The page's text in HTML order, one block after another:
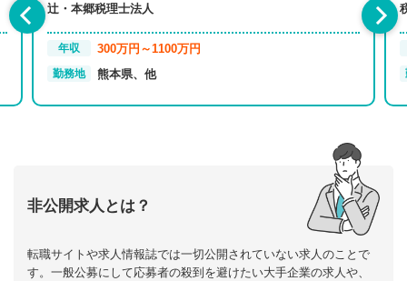
辻・本郷税理士法人
年収 300万円～1100万円
勤務地 熊本県、他
非公開求人とは？
転職サイトや求人情報誌では一切公開されていない求人のことで
す。一般公募にして応募者の殺到を避けたい大手企業の求人や、